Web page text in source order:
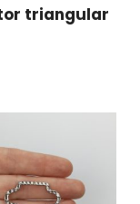
triangular